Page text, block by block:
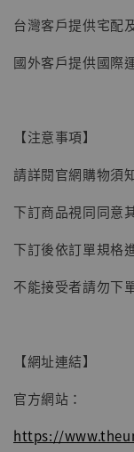
台灣客戶提供宅配
國外客戶提供國際
【注意事項】
請詳閱官網購物須
下訂商品視同同意
下訂後依訂單規格
不能接受者請勿下
【網址連結】
官方網站：
https://